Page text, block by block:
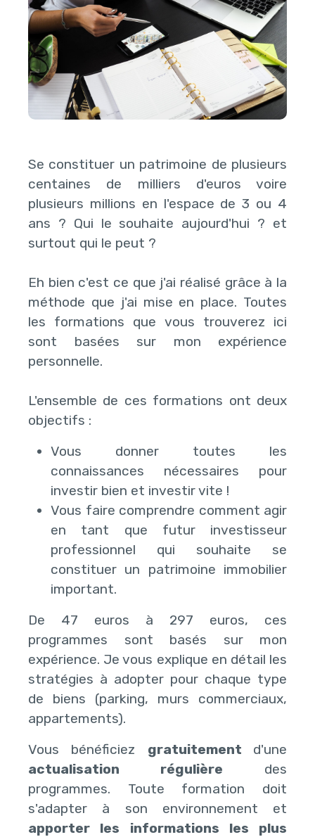
Se constituer un patrimoine de plusieurs
centaines de milliers d'euros voire
plusieurs millions en l'espace de 3 ou 4
ans ? Qui le souhaite aujourd'hui ? et
surtout qui le peut ?
Eh bien c'est ce que j'ai réalisé grâce à la
méthode que j'ai mise en place. Toutes
les formations que vous trouverez ici
sont basées sur mon expérience
personnelle.
L'ensemble de ces formations ont deux
objectifs :
Vous donner toutes les
connaissances nécessaires pour
investir bien et investir vite !
Vous faire comprendre comment agir
en tant que futur investisseur
professionnel qui souhaite se
constituer un patrimoine immobilier
important.
De 47 euros à 297 euros, ces
programmes sont basés sur mon
expérience. Je vous explique en détail les
stratégies à adopter pour chaque type
de biens (parking, murs commerciaux,
appartements).
Vous bénéficiez gratuitement d'une
actualisation régulière des
programmes. Toute formation doit
s'adapter à son environnement et
apporter les informations les plus